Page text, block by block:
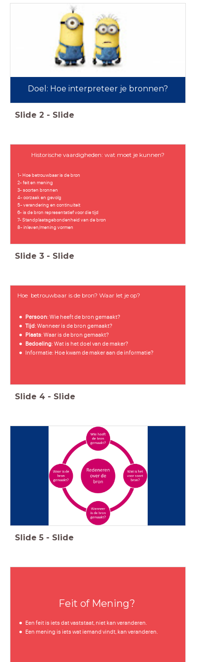
Doel: Hoe interpreteer je bronnen?
Slide 2 - Slide
Historische vaardigheden: wat moet je kunnen?
1- Hoe betrouwbaar is de bron
2- feit en mening
3- soorten bronnen
4- oorzaak en gevolg
5- verandering en continuiteit
6- is de bron representatief voor die tijd
7- Standplaatsgebondenheid van de bron
8- inleven/mening vormen
Slide 3 - Slide
Hoe betrouwbaar is de bron? Waar let je op?
Persoon: Wie heeft de bron gemaakt?
Tijd: Wanneer is de bron gemaakt?
Plaats: Waar is de bron gemaakt?
Bedoeling: Wat is het doel van de maker?
Informatie: Hoe kwam de maker aan de informatie?
Slide 4 - Slide
Slide 5 - Slide
Feit of Mening?
Een feit is iets dat vaststaat, niet kan veranderen.
Een mening is iets wat iemand vindt, kan veranderen.